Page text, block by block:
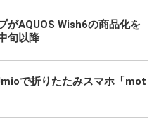
がAQUOS Wish6の商品化を
旬以降
で折りたたみスマホ「mot